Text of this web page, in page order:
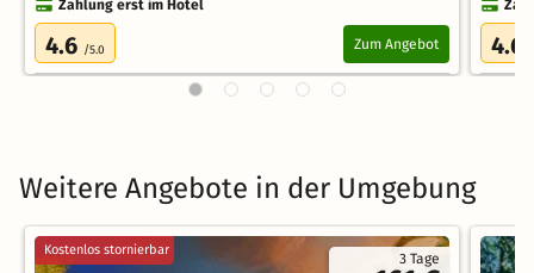
Zahlung erst im Hotel
4.6 /5.0 Zum Angebot 4.6
Weitere Angebote in der Umgebung
3 Tage
Kostenlos stornierbar